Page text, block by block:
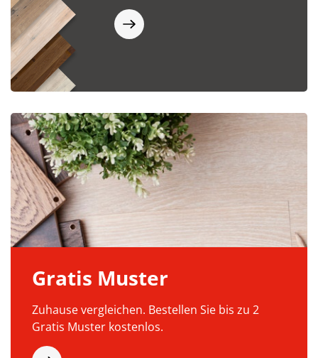
Zuhause vergleichen. Bestellen Sie bis zu 2
Gratis Muster kostenlos.
Gratis Muster